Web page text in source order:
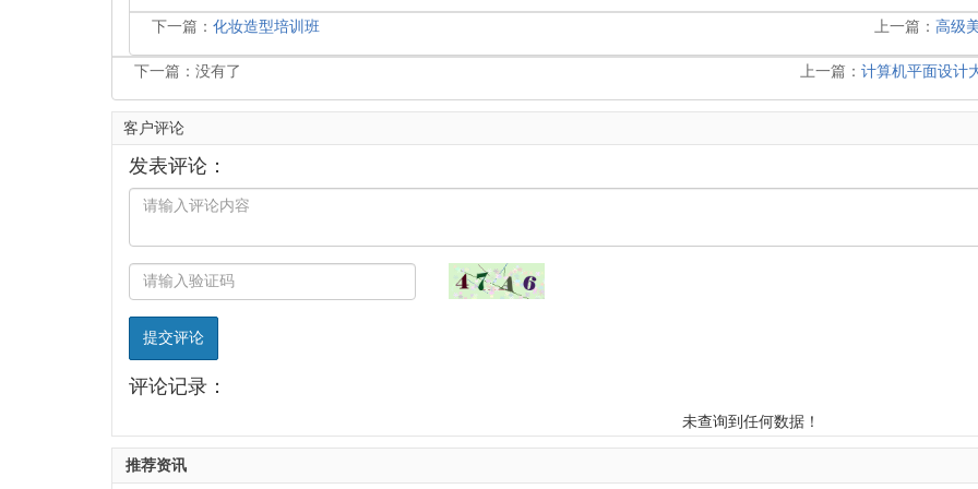
下一篇： 化妆造型培训班 上一篇： 高级
下一篇：没有了 上一篇： 计算机平面设计
客户评论
发表评论：
提交评论
评论记录：
未查询到任何数据！
推荐资讯